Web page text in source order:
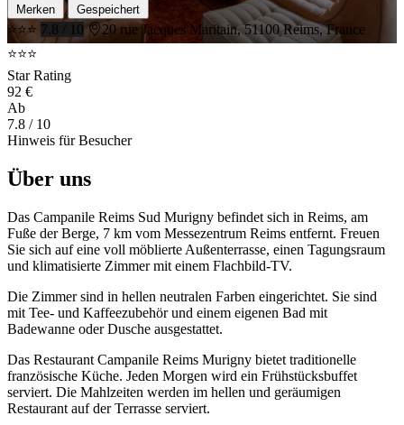
Merken Gespeichert
⭐⭐⭐ 7.8 / 10
20 rue Jacques Maritain, 51100 Reims, France
⭐⭐⭐
Star Rating
92 €
Ab
7.8 / 10
Hinweis für Besucher
Über uns
Das Campanile Reims Sud Murigny befindet sich in Reims, am
Fuße der Berge, 7 km vom Messezentrum Reims entfernt. Freuen
Sie sich auf eine voll möblierte Außenterrasse, einen Tagungsraum
und klimatisierte Zimmer mit einem Flachbild-TV.
Die Zimmer sind in hellen neutralen Farben eingerichtet. Sie sind
mit Tee- und Kaffeezubehör und einem eigenen Bad mit
Badewanne oder Dusche ausgestattet.
Das Restaurant Campanile Reims Murigny bietet traditionelle
französische Küche. Jeden Morgen wird ein Frühstücksbuffet
serviert. Die Mahlzeiten werden im hellen und geräumigen
Restaurant auf der Terrasse serviert.